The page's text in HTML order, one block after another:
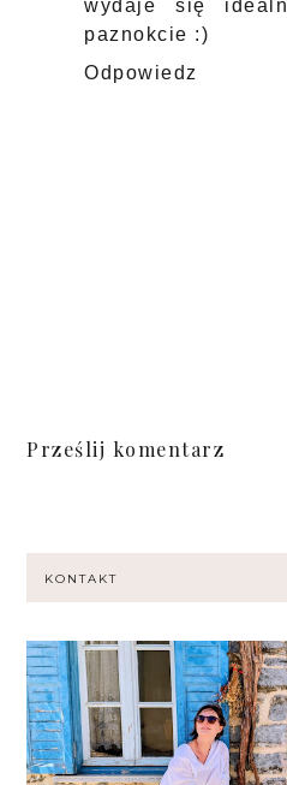
wydaje się
paznokcie :)
Odpowiedz
Prześlij komentarz
KONTAKT